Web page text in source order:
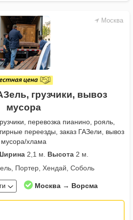
Москва
грузчики, вывоз
мусора
перевозка пианино, рояль,
переезды, заказ ГАЗели, вывоз
мусора/хлама
2,1 м. Высота2 м.
Портер, Хендай, Соболь
Москва → Ворсма